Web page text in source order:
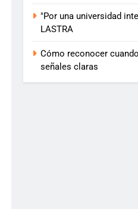
"Por una universidad
LASTRA
Cómo reconocer
señales claras